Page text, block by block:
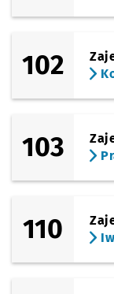
102
103
110